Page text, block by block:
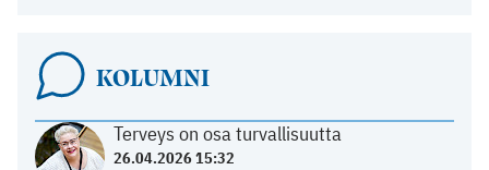
KOLUMNI
Terveys on osa turvallisuutta
26.04.2026 15:32